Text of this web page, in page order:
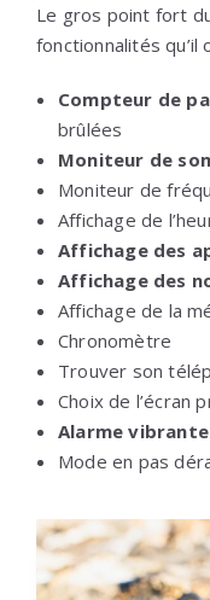
Le gros point fort
fonctionnalités qu’il
Compteur de
brûlées
Moniteur de
Moniteur de
Affichage de
Affichage des
Affichage des
Affichage de la
Chronomètre
Trouver son
Choix de l’écran
Alarme vibrante
Mode en pas